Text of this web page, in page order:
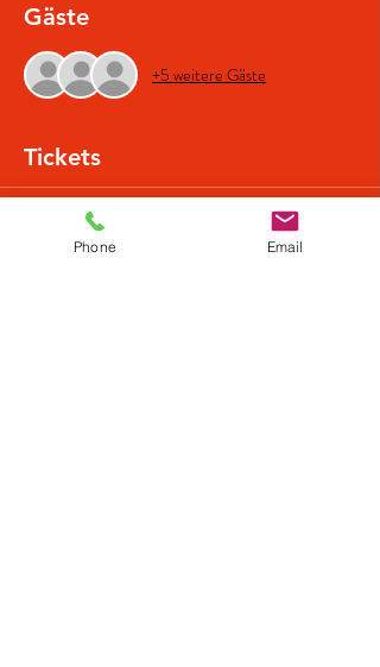
Gäste
+5 weitere Gäste
Tickets
Verkauf beendet
Phone Email